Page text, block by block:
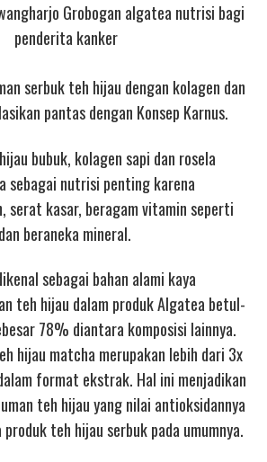
Grobogan algatea nutrisi bagi
penderita kanker
serbuk teh hijau dengan kolagen dan
pantas dengan Konsep Karnus.
bubuk, kolagen sapi dan rosela
sebagai nutrisi penting karena
serat kasar, beragam vitamin seperti
beraneka mineral.
sebagai bahan alami kaya
teh hijau dalam produk Algatea betul-
78% diantara komposisi lainnya.
hijau matcha merupakan lebih dari 3x
format ekstrak. Hal ini menjadikan
teh hijau yang nilai antioksidannya
teh hijau serbuk pada umumnya.